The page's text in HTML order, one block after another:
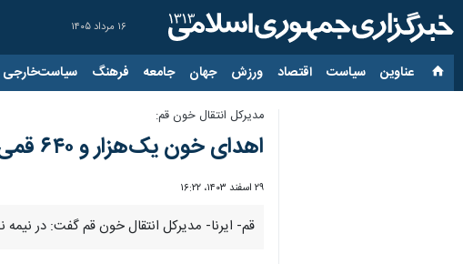
۱۶ مرداد ۱۴۰۵
عناوین‌ سیاست اقتصاد ورزش جهان جامعه فرهنگ سیاست‌خارجی
مدیرکل انتقال خون قم:
اهدای خون یک‌هزار و ۶۴۰ قمی در نیمه نخست امسال
۲۹ اسفند ۱۴۰۳، ۱۶:۲۲
قم- ایرنا- مدیرکل انتقال خون قم گفت: در نیمه نخست ماه رمضان